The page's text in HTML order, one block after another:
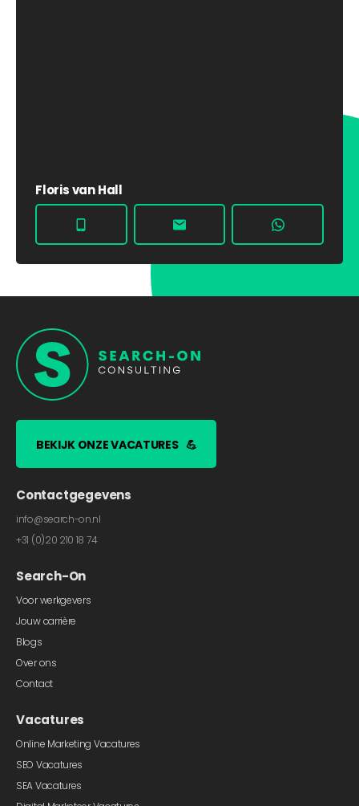
Floris van Hall
BEKIJK ONZE VACATURES 💪
Contactgegevens
info@search-on.nl
+31 (0)20 210 18 74
Search-On
Voor werkgevers
Jouw carrière
Blogs
Over ons
Contact
Vacatures
Online Marketing Vacatures
SEO Vacatures
SEA Vacatures